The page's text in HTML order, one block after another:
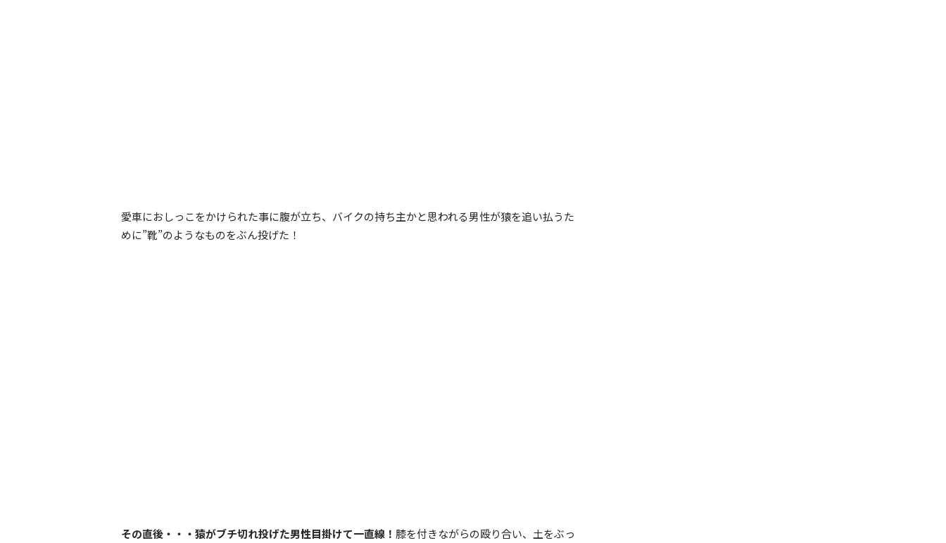
愛車におしっこをかけられた事に腹が立ち、バイクの持ち主かと思われる男性が猿を追い払うた
めに”靴”のようなものをぶん投げた！
その直後・・・猿がブチ切れ投げた男性目掛けて一直線！ 膝を付きながらの殴り合い、土をぶっ